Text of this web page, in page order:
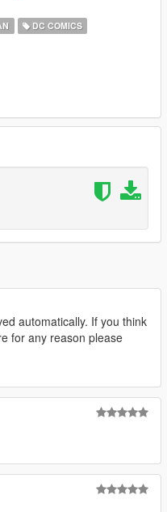
DC COMICS
automatically. If you think
for any reason please